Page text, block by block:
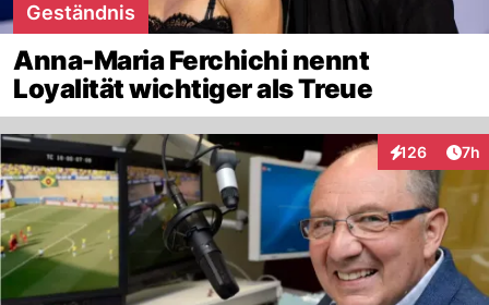
Geständnis
Anna-Maria Ferchichi nennt
Loyalität wichtiger als Treue
126
Interaktionen
7h